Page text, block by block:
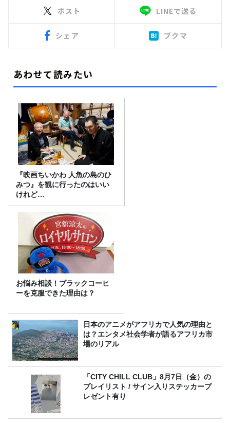
ポスト LINEで送る
シェア ブクマ
あわせて読みたい
『映画ちいかわ 人魚の島のひ
みつ』を観に行ったのはいい
けれど…
お悩み相談！ブラックコーヒ
ーを克服できた理由は？
日本のアニメがアフリカで人気の理由と
は？エンタメ社会学者が語るアフリカ市
場のリアル
「CITY CHILL CLUB」8月7日（金）の
プレイリスト / サイン入りステッカープ
レゼント有り